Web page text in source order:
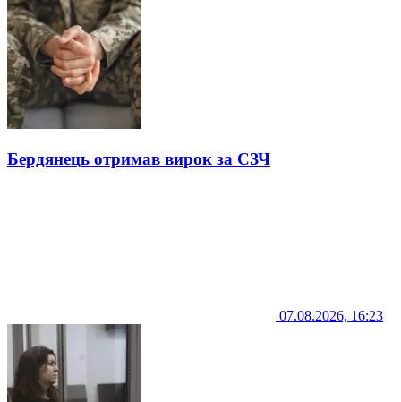
Бердянець отримав вирок за СЗЧ
07.08.2026, 16:23